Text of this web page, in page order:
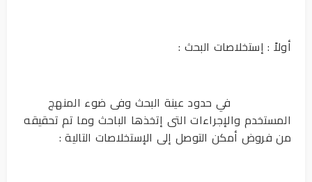
أولاً : إستخلاصات البحث :
في حدود عينة البحث وفى ضوء المنهج
المستخدم والإجراءات التى إتخذها الباحث وما تم تحقيقه
من فروض أمكن التوصل إلى الإستخلاصات التالية :